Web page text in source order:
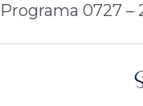
Programa 0727 –